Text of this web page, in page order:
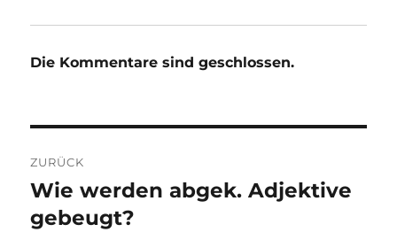
Die Kommentare sind geschlossen.
ZURÜCK
Vorheriger
Beitrag:
Wie werden abgek. Adjektive
gebeugt?